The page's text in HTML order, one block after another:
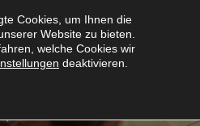
Cookies, um Ihnen die
Website zu bieten.
welche Cookies wir
deaktivieren.